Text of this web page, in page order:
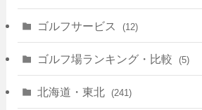
ゴルフサービス (12)
ゴルフ場ランキング・比較 (5)
北海道・東北 (241)